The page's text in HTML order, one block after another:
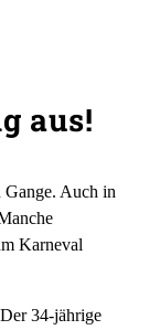
aus!
Gange. Auch in
Karneval
34-jährige